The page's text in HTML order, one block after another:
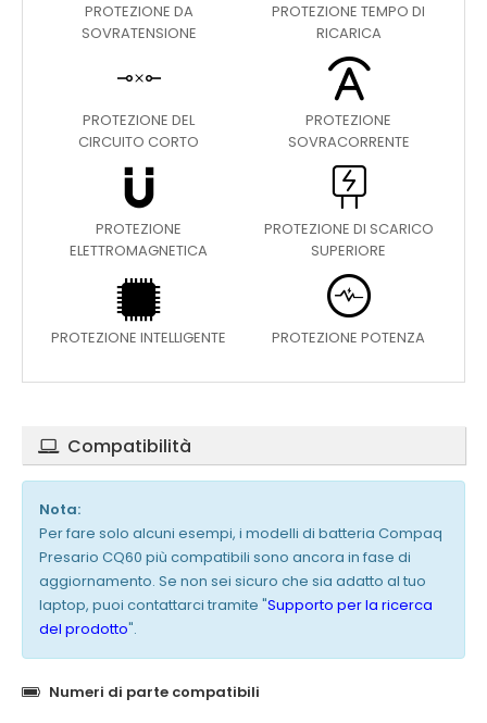
PROTEZIONE DA
SOVRATENSIONE
PROTEZIONE TEMPO DI
RICARICA
PROTEZIONE DEL
CIRCUITO CORTO
PROTEZIONE
SOVRACORRENTE
PROTEZIONE
ELETTROMAGNETICA
PROTEZIONE DI SCARICO
SUPERIORE
PROTEZIONE INTELLIGENTE PROTEZIONE POTENZA
Compatibilità
Nota:
Per fare solo alcuni esempi, i modelli di batteria Compaq
Presario CQ60 più compatibili sono ancora in fase di
aggiornamento. Se non sei sicuro che sia adatto al tuo
laptop, puoi contattarci tramite "Supporto per la ricerca
del prodotto".
Numeri di parte compatibili